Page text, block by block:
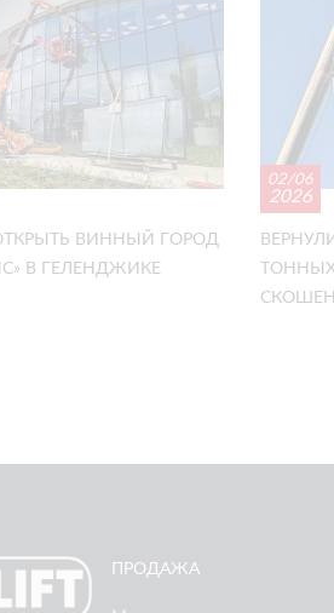
ВИННЫЙ ГОРОД
В ГЕЛЕНДЖИКЕ
02/06
2026
ТОННЫХ
ПРОДАЖА